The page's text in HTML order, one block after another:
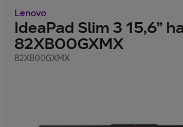
Lenovo
IdeaPad Slim 3 15,6”
82XB00GXMX
82XB00GXMX